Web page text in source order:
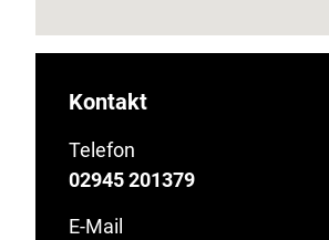
Kontakt
Telefon
02945 201379
E-Mail